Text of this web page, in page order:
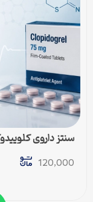
سنتز داروی
120,000